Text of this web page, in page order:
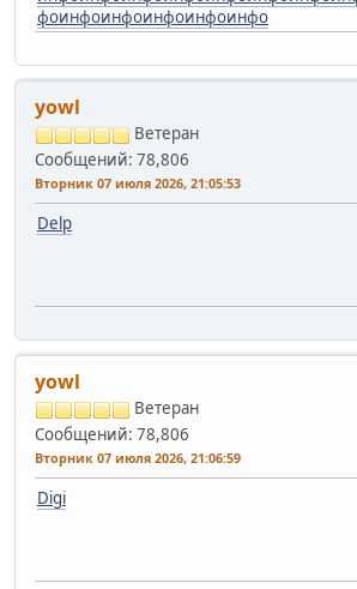
фоинфоинфоинфоинфоинфо
yowl
Ветеран
Сообщений: 78,806
Вторник 07 июля 2026, 21:05:53
Delp
yowl
Ветеран
Сообщений: 78,806
Вторник 07 июля 2026, 21:06:59
Digi